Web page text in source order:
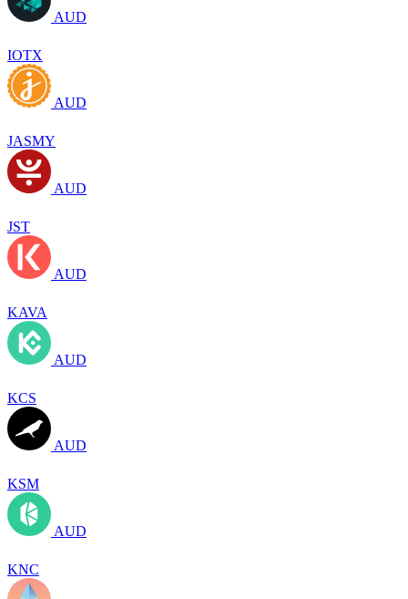
AUD
IOTX
AUD
JASMY
AUD
JST
AUD
KAVA
AUD
KCS
AUD
KSM
AUD
KNC